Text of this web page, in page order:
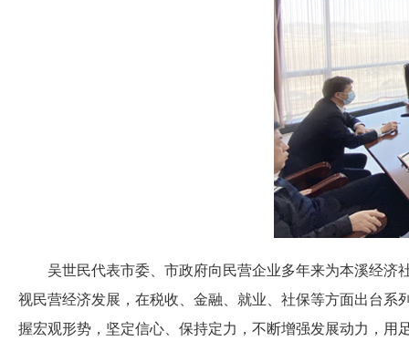
吴世民代表市委、市政府向民营企业多年来为本溪经济
视民营经济发展，在税收、金融、就业、社保等方面出台
握宏观形势，坚定信心、保持定力，不断增强发展动力，